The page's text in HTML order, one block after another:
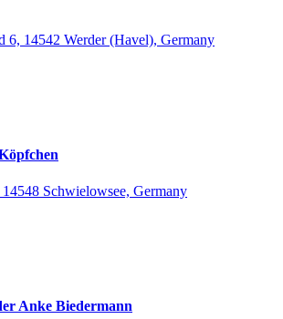
6, 14542 Werder (Havel), Germany
Schwielowsee, Germany
Anke Biedermann